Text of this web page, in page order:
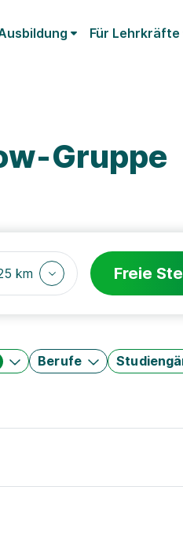
Für Lehrkräfte
Gruppe
km Freie
Berufe